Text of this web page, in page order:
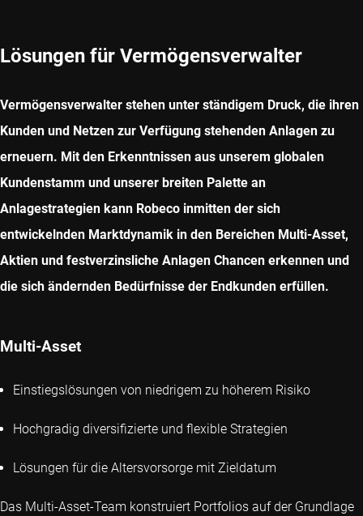
Lösungen für Vermögensverwalter
Vermögensverwalter stehen unter ständigem Druck, die ihren
Kunden und Netzen zur Verfügung stehenden Anlagen zu
erneuern. Mit den Erkenntnissen aus unserem globalen
Kundenstamm und unserer breiten Palette an
Anlagestrategien kann Robeco inmitten der sich
entwickelnden Marktdynamik in den Bereichen Multi-Asset,
Aktien und festverzinsliche Anlagen Chancen erkennen und
die sich ändernden Bedürfnisse der Endkunden erfüllen.
Multi-Asset
Einstiegslösungen von niedrigem zu höherem Risiko
Hochgradig diversifizierte und flexible Strategien
Lösungen für die Altersvorsorge mit Zieldatum
Das Multi-Asset-Team konstruiert Portfolios auf der Grundlage